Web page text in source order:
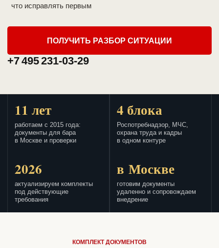
что исправлять первым
ПОЛУЧИТЬ РАЗБОР СИТУАЦИИ
+7 495 231-03-29
11 лет
работаем с 2015 года:
документы для бара
в Москве и проверки
4 блока
Роспотребнадзор, МЧС,
охрана труда и кадры
в одном контуре
2026
актуализируем комплекты
под действующие
требования
в Москве
готовим документы
удаленно и сопровождаем
внедрение
КОМПЛЕКТ ДОКУМЕНТОВ